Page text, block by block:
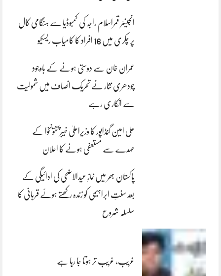
انجینئر قمراسلام راجہ کی کمبوڈیا سے ہنگامی کال
پر چکری میں 16 افراد کا کامیاب ریسکیو
عمران خان سے دوستی ہونے کے باوجود
چودھری نثار نے تحریک انصاف میں شمولیت
سے انکاری رہے
علی امین گنڈاپور کا وزیراعلیٰ خیبرپختونخوا کے
عہدے سے مستعفی ہونے کا اعلان
پاکستان بھر میں نمازِ عیدالاضحی کی ادائیگی کے
بعد سنتِ ابراہیمی کو زندہ رکھتے ہوئے قربانی کا
سلسلہ شروع
غریب، غریب تر ہوتا جا رہا ہے